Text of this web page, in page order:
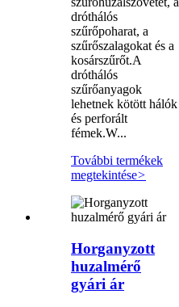
dróthálós
szűrőpoharat, a
szűrőszalagokat és a
kosárszűrőt.A
dróthálós
szűrőanyagok
lehetnek kötött hálók
és perforált
fémek.W...
További termékek
megtekintése>
Horganyzott
huzalmérő
gyári ár